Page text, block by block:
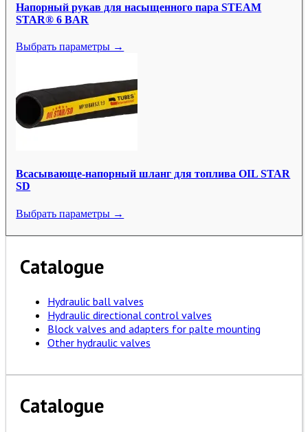
Напорный рукав для насыщенного пара STEAM
STAR® 6 BAR
Выбрать параметры →
Всасывающе-напорный шланг для топлива OIL STAR
SD
Выбрать параметры →
Catalogue
Hydraulic ball valves
Hydraulic directional control valves
Block valves and adapters for palte mounting
Other hydraulic valves
Catalogue